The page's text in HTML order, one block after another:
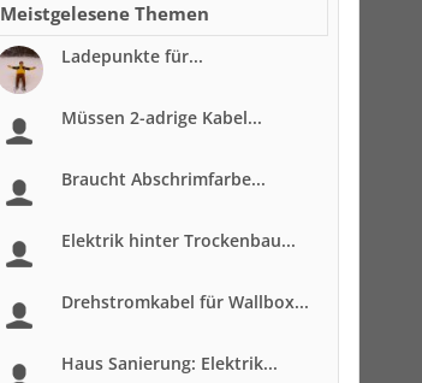
Meistgelesene Themen
Ladepunkte für...
Müssen 2-adrige Kabel...
Braucht Abschrimfarbe...
Elektrik hinter Trockenbau...
Drehstromkabel für Wallbox...
Haus Sanierung: Elektrik...